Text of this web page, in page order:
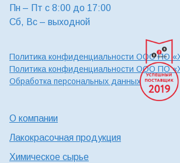
Пн – Пт с 8:00 до 17:00
Сб, Вс – выходной
Политика конфиденциальности ООО ПО
Политика конфиденциальности ООО ПО
Обработка персональных данных
О компании
Лакокрасочная продукция
Химическое сырье